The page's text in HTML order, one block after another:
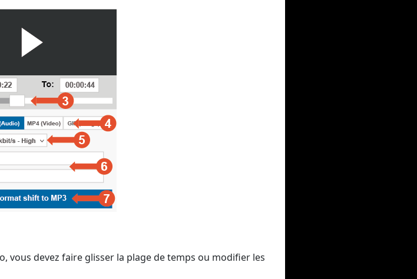
vous devez faire glisser la plage de temps ou modifier les